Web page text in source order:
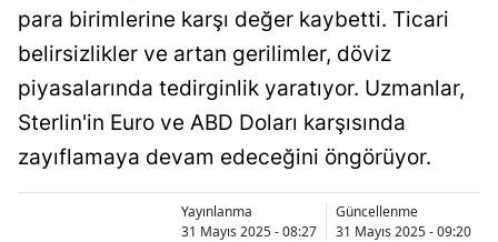
para birimlerine karşı değer kaybetti. Ticari
belirsizlikler ve artan gerilimler, döviz
piyasalarında tedirginlik yaratıyor. Uzmanlar,
Sterlin'in Euro ve ABD Doları karşısında
zayıflamaya devam edeceğini öngörüyor.
Yayınlanma
31 Mayıs 2025 - 08:27
Güncellenme
31 Mayıs 2025 - 09:20